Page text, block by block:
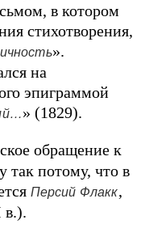
в котором
стихотворения,
».
на
эпиграммой
» (1829).
обращение к
так потому, что в
Персий Флакк,
в.).